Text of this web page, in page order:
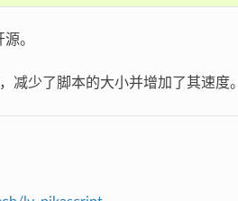
。
减少了脚本的大小并增加了其速度。